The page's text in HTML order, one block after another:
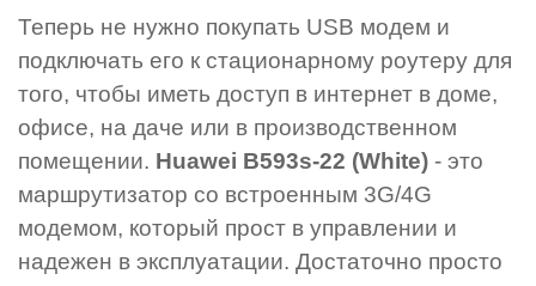
Теперь не нужно покупать USB модем и
подключать его к стационарному роутеру для
того, чтобы иметь доступ в интернет в доме,
офисе, на даче или в производственном
помещении. Huawei B593s-22 (White) - это
маршрутизатор со встроенным 3G/4G
модемом, который прост в управлении и
надежен в эксплуатации. Достаточно просто